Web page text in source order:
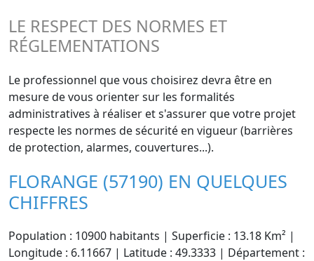
LE RESPECT DES NORMES ET
RÉGLEMENTATIONS
Le professionnel que vous choisirez devra être en
mesure de vous orienter sur les formalités
administratives à réaliser et s'assurer que votre projet
respecte les normes de sécurité en vigueur (barrières
de protection, alarmes, couvertures...).
FLORANGE (57190) EN QUELQUES
CHIFFRES
Population : 10900 habitants | Superficie : 13.18 Km² |
Longitude : 6.11667 | Latitude : 49.3333 | Département :